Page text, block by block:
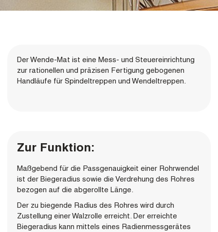
Der Wende-Mat ist eine Mess- und Steuereinrichtung
zur rationellen und präzisen Fertigung gebogenen
Handläufe für Spindeltreppen und Wendeltreppen.
Zur Funktion:
Maßgebend für die Passgenauigkeit einer Rohrwendel
ist der Biegeradius sowie die Verdrehung des Rohres
bezogen auf die abgerollte Länge.
Der zu biegende Radius des Rohres wird durch
Zustellung einer Walzrolle erreicht. Der erreichte
Biegeradius kann mittels eines Radienmessgerätes